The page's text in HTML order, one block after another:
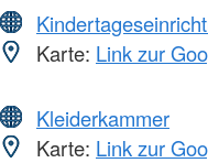
Karte: Link zur
Kleiderkammer
Karte: Link zur